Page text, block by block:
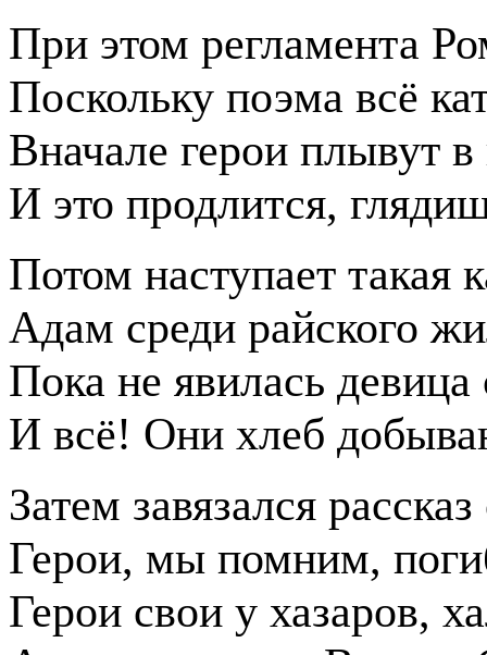
При этом регламента
Поскольку поэма всё
Вначале герои плывут в
И это продлится,
Потом наступает такая
Адам среди райского
Пока не явилась
И всё! Они хлеб
Затем завязался
Герои, мы помним,
Герои свои у хазаров,